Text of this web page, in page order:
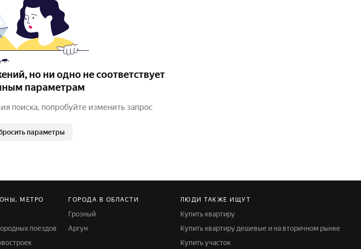
но ни одно не соответствует
параметрам
поиска, попробуйте изменить запрос
параметры
МЕТРО
поездов
ГОРОДА В ОБЛАСТИ
Грозный
Аргун
ЛЮДИ ТАКЖЕ ИЩУТ
Купить квартиру
Купить квартиру дешевые и на вторичном рынке
Купить участок